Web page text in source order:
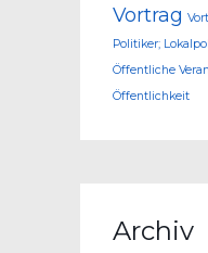
Vortrag
Politiker;
Öffentliche
Öffentlichkeit
Archiv